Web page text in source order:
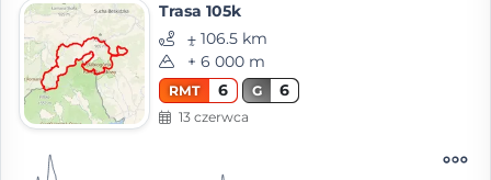
Trasa 105k
⨦ 106.5 km
+ 6 000 m
RMT 6 G 6
13 czerwca